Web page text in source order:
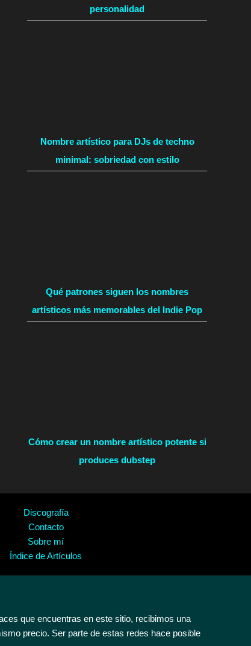
personalidad
Nombre artístico para DJs de techno
minimal: sobriedad con estilo
Qué patrones siguen los nombres
artísticos más memorables del Indie Pop
Cómo crear un nombre artístico potente si
produces dubstep
Discografía
Contacto
Sobre mí
Índice de Artículos
que encuentras en este sitio, recibimos una
precio. Ser parte de estas redes hace posible